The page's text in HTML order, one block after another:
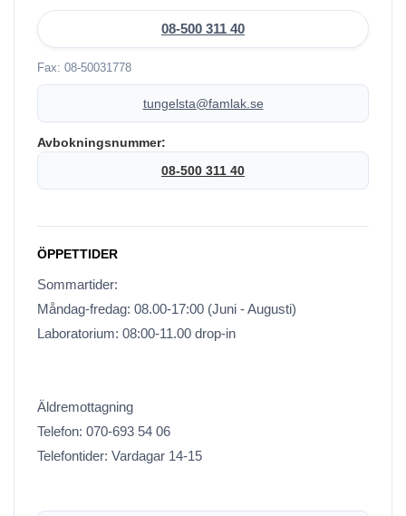
08-500 311 40
Fax: 08-50031778
tungelsta@famlak.se
Avbokningsnummer:
08-500 311 40
ÖPPETTIDER
Sommartider:
Måndag-fredag: 08.00-17:00 (Juni - Augusti)
Laboratorium: 08:00-11.00 drop-in
Äldremottagning
Telefon: 070-693 54 06
Telefontider: Vardagar 14-15